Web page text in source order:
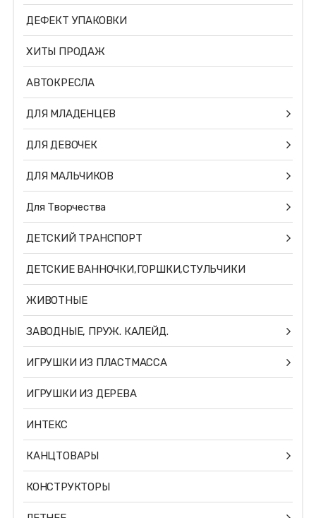
ДЕФЕКТ УПАКОВКИ
ХИТЫ ПРОДАЖ
АВТОКРЕСЛА
ДЛЯ МЛАДЕНЦЕВ
ДЛЯ ДЕВОЧЕК
ДЛЯ МАЛЬЧИКОВ
Для Творчества
ДЕТСКИЙ ТРАНСПОРТ
ДЕТСКИЕ ВАННОЧКИ,ГОРШКИ,СТУЛЬЧИКИ
ЖИВОТНЫЕ
ЗАВОДНЫЕ, ПРУЖ. КАЛЕЙД.
ИГРУШКИ ИЗ ПЛАСТМАССА
ИГРУШКИ ИЗ ДЕРЕВА
ИНТЕКС
КАНЦТОВАРЫ
КОНСТРУКТОРЫ